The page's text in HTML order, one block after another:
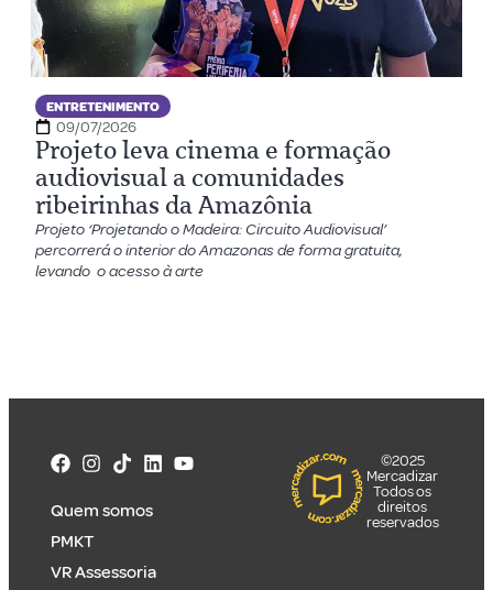
ENTRETENIMENTO
09/07/2026
Projeto leva cinema e formação
audiovisual a comunidades
ribeirinhas da Amazônia
Projeto ‘Projetando o Madeira: Circuito Audiovisual’
percorrerá o interior do Amazonas de forma gratuita,
levando o acesso à arte
Quem somos
PMKT
VR Assessoria
©2025
Mercadizar
Todos os
direitos
reservados